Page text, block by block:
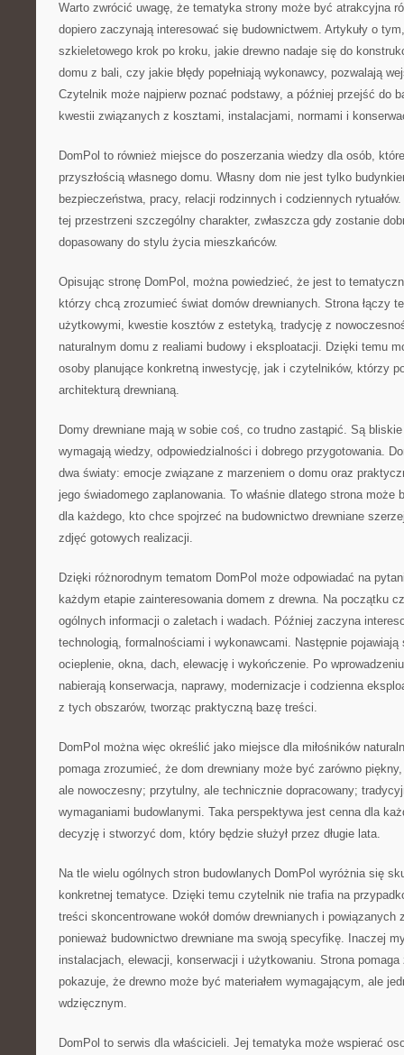
Warto zwrócić uwagę, że tematyka strony może być atrakcyjna
dopiero zaczynają interesować się budownictwem. Artykuły o
szkieletowego krok po kroku, jakie drewno nadaje się do
domu z bali, czy jakie błędy popełniają wykonawcy, pozwalają
Czytelnik może najpierw poznać podstawy, a później przejść do
kwestii związanych z kosztami, instalacjami, normami i
DomPol to również miejsce do poszerzania wiedzy dla osób,
przyszłością własnego domu. Własny dom nie jest tylko
bezpieczeństwa, pracy, relacji rodzinnych i codziennych
tej przestrzeni szczególny charakter, zwłaszcza gdy zostanie
dopasowany do stylu życia mieszkańców.
Opisując stronę DomPol, można powiedzieć, że jest to
którzy chcą zrozumieć świat domów drewnianych. Strona łączy
użytkowymi, kwestie kosztów z estetyką, tradycję z
naturalnym domu z realiami budowy i eksploatacji. Dzięki temu
osoby planujące konkretną inwestycję, jak i czytelników, którzy
architekturą drewnianą.
Domy drewniane mają w sobie coś, co trudno zastąpić. Są
wymagają wiedzy, odpowiedzialności i dobrego przygotowania.
dwa światy: emocje związane z marzeniem o domu oraz
jego świadomego zaplanowania. To właśnie dlatego strona
dla każdego, kto chce spojrzeć na budownictwo drewniane
zdjęć gotowych realizacji.
Dzięki różnorodnym tematom DomPol może odpowiadać na
każdym etapie zainteresowania domem z drewna. Na początku
ogólnych informacji o zaletach i wadach. Później zaczyna
technologią, formalnościami i wykonawcami. Następnie
ocieplenie, okna, dach, elewację i wykończenie. Po
nabierają konserwacja, naprawy, modernizacje i codzienna
z tych obszarów, tworząc praktyczną bazę treści.
DomPol można więc określić jako miejsce dla miłośników
pomaga zrozumieć, że dom drewniany może być zarówno
ale nowoczesny; przytulny, ale technicznie dopracowany;
wymaganiami budowlanymi. Taka perspektywa jest cenna dla
decyzję i stworzyć dom, który będzie służył przez długie lata.
Na tle wielu ogólnych stron budowlanych DomPol wyróżnia się
konkretnej tematyce. Dzięki temu czytelnik nie trafia na
treści skoncentrowane wokół domów drewnianych i powiązanych
ponieważ budownictwo drewniane ma swoją specyfikę. Inaczej
instalacjach, elewacji, konserwacji i użytkowaniu. Strona pomaga
pokazuje, że drewno może być materiałem wymagającym, ale
wdzięcznym.
DomPol to serwis dla właścicieli. Jej tematyka może wspierać